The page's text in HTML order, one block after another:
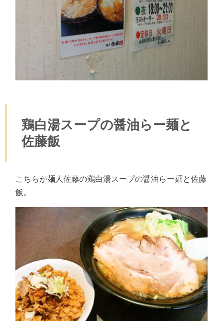
鶏白湯スープの醤油らー麺と
佐藤飯
こちらが麺人佐藤の鶏白湯スープの醤油らー麺と佐藤
飯。